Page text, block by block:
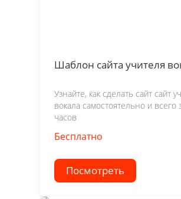
Шаблон сайта учителя
Узнайте, как сделать сайт сайт
вокала самостоятельно и всего
часов
Бесплатно
Посмотреть